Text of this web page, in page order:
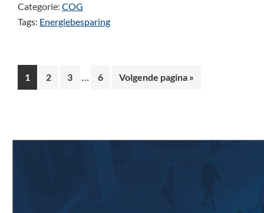
Categorie: COG
Tags: Energiebesparing
Pagina
1 Pagina
2 Pagina
3
Interim
… Pagina
6
Ga
Volgende pagina »